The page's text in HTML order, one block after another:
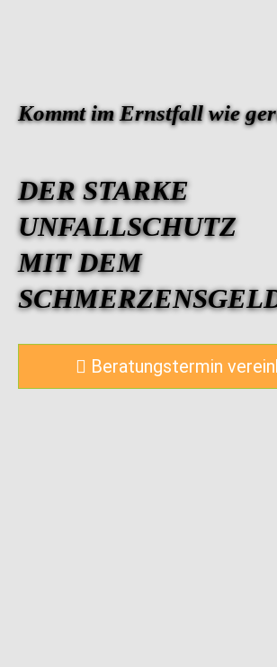
Kommt im Ernstfall wie
DER STARKE
UNFALLSCHUTZ
MIT DEM
Beratungstermin